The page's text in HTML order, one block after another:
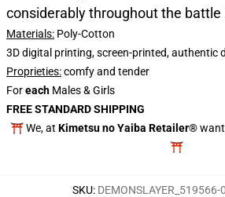
considerably throughout the battle
Materials: Poly-Cotton
3D digital printing, screen-printed, authentic
Proprieties:comfy and tender
Foreach Males & Girls
FREE STANDARD SHIPPING
⛩️ We, at Kimetsu no Yaiba Retailer®want
⛩️
SKU: DEMONSLAYER_519566-